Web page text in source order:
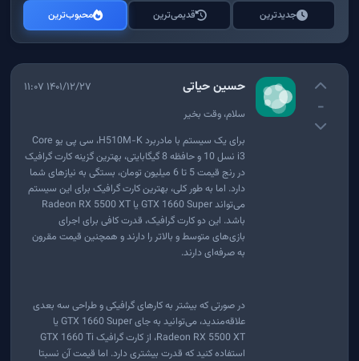
جدیدترین قدیمی‌ترین محبوب‌ترین
-
حسین حیاتی
۱۴۰۱/۱۲/۲۷ ۱۱:۰۷
سلام، وقت بخیر
برای یک سیستم با مادربرد H510M-K، سی پی یو Core
i3 نسل 10 و حافظه 8 گیگابایتی، بهترین گزینه کارت گرافیک
در رنج قیمت 5 تا 6 میلیون تومان، بستگی به نیازهای شما
دارد. اما به طور کلی، بهترین کارت گرافیک برای این سیستم
می‌تواند GTX 1660 Super یا Radeon RX 5500 XT
باشد. این دو کارت گرافیک، قدرت کافی برای اجرای
بازی‌های متوسط و بالاتر را دارند و همچنین قیمت مقرون
به صرفه‌ای دارند.
در صورتی که بیشتر به کارهای گرافیکی و طراحی سه بعدی
علاقه‌مندید، می‌توانید به جای GTX 1660 Super یا
Radeon RX 5500 XT، از کارت گرافیک GTX 1660 Ti
استفاده کنید که قدرت بیشتری دارد. اما قیمت آن نسبتا